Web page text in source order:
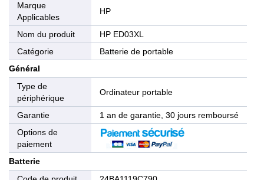
Marque
Applicables
HP
Nom du produit
HP ED03XL
Catégorie
Batterie de portable
Général
Type de
périphérique
Ordinateur portable
Garantie
1 an de garantie, 30 jours remboursé
Options de
paiement
Batterie